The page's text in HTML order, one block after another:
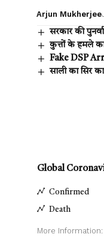
Arjun Mukherjee
सरकार की
कुत्तों के हमले का
Fake DSP
साली का सिर
Global
Confirmed
Death
More Information: